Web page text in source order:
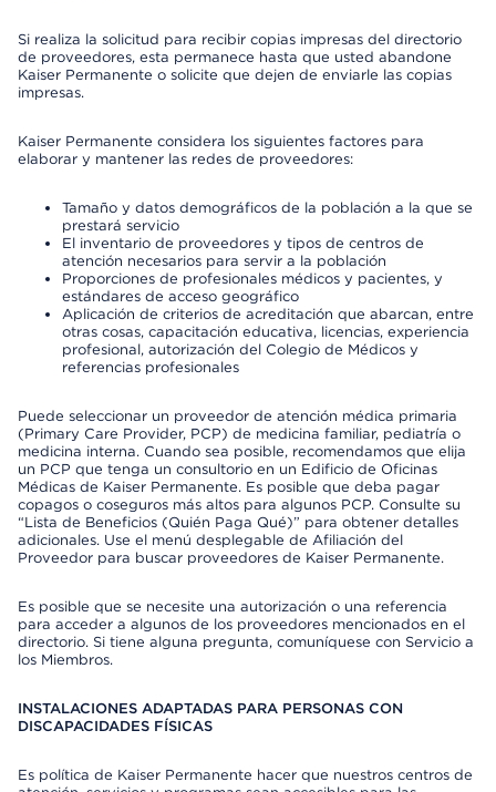
Si realiza la solicitud para recibir copias impresas del directorio
de proveedores, esta permanece hasta que usted abandone
Kaiser Permanente o solicite que dejen de enviarle las copias
impresas.
Kaiser Permanente considera los siguientes factores para
elaborar y mantener las redes de proveedores:
Tamaño y datos demográficos de la población a la que se
prestará servicio
El inventario de proveedores y tipos de centros de
atención necesarios para servir a la población
Proporciones de profesionales médicos y pacientes, y
estándares de acceso geográfico
Aplicación de criterios de acreditación que abarcan, entre
otras cosas, capacitación educativa, licencias, experiencia
profesional, autorización del Colegio de Médicos y
referencias profesionales
Puede seleccionar un proveedor de atención médica primaria
(Primary Care Provider, PCP) de medicina familiar, pediatría o
medicina interna. Cuando sea posible, recomendamos que elija
un PCP que tenga un consultorio en un Edificio de Oficinas
Médicas de Kaiser Permanente. Es posible que deba pagar
copagos o coseguros más altos para algunos PCP. Consulte su
“Lista de Beneficios (Quién Paga Qué)” para obtener detalles
adicionales. Use el menú desplegable de Afiliación del
Proveedor para buscar proveedores de Kaiser Permanente.
Es posible que se necesite una autorización o una referencia
para acceder a algunos de los proveedores mencionados en el
directorio. Si tiene alguna pregunta, comuníquese con Servicio a
los Miembros.
INSTALACIONES ADAPTADAS PARA PERSONAS CON
DISCAPACIDADES FÍSICAS
Es política de Kaiser Permanente hacer que nuestros centros de